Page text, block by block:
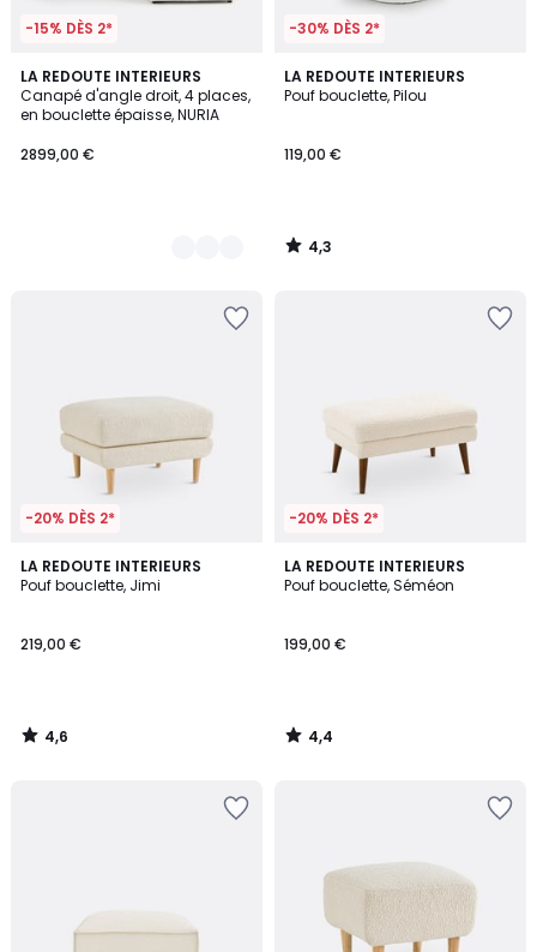
-15% DÈS 2*
LA REDOUTE INTERIEURS
Canapé d'angle droit, 4 places,
en bouclette épaisse, NURIA
2899,00 €
4
Couleurs
-30% DÈS 2*
LA REDOUTE INTERIEURS
Pouf bouclette, Pilou
119,00 €
4,3
/ 5
4,3
/
-20% DÈS 2*
LA REDOUTE INTERIEURS
Pouf bouclette, Jimi
219,00 €
4,6
/ 5
4,6
/
-20% DÈS 2*
LA REDOUTE INTERIEURS
Pouf bouclette, Séméon
199,00 €
4,4
/ 5
4,4
/